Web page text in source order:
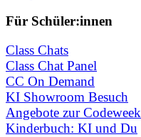
Für Schüler:innen
Class Chats
Class Chat Panel
CC On Demand
KI Showroom Besuch
Angebote zur Codeweek
Kinderbuch: KI und Du